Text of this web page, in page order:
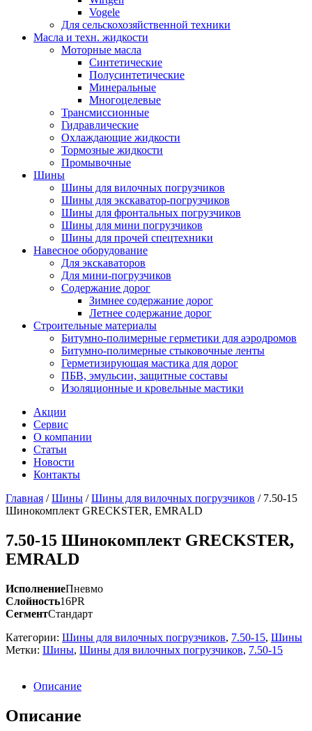
Vogele
Для сельскохозяйственной техники
Масла и техн. жидкости
Моторные масла
Синтетические
Полусинтетические
Минеральные
Многоцелевые
Трансмиссионные
Гидравлические
Охлаждающие жидкости
Тормозные жидкости
Промывочные
Шины
Шины для вилочных погрузчиков
Шины для экскаватор-погрузчиков
Шины для фронтальных погрузчиков
Шины для мини погрузчиков
Шины для прочей спецтехники
Навесное оборудование
Для экскаваторов
Для мини-погрузчиков
Содержание дорог
Зимнее содержание дорог
Летнее содержание дорог
Строительные материалы
Битумно-полимерные герметики для аэродромов
Битумно-полимерные стыковочные ленты
Герметизирующая мастика для дорог
ПБВ, эмульсии, защитные составы
Изоляционные и кровельные мастики
Акции
Сервис
О компании
Статьи
Новости
Контакты
Главная /Шины /Шины для вилочных погрузчиков / 7.50-15
Шинокомплект GRECKSTER, EMRALD
7.50-15 Шинокомплект GRECKSTER,
EMRALD
ИсполнениеПневмо
Слойность16PR
СегментСтандарт
Категории: Шины для вилочных погрузчиков, 7.50-15, Шины
Метки: Шины, Шины для вилочных погрузчиков, 7.50-15
Описание
Описание